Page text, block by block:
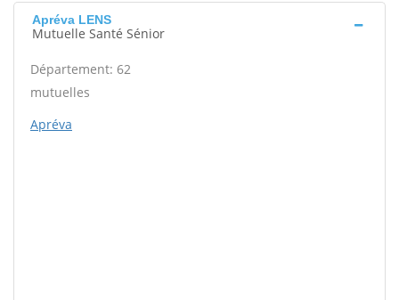
Apréva LENS
Mutuelle Santé Sénior
Département: 62
mutuelles
Apréva